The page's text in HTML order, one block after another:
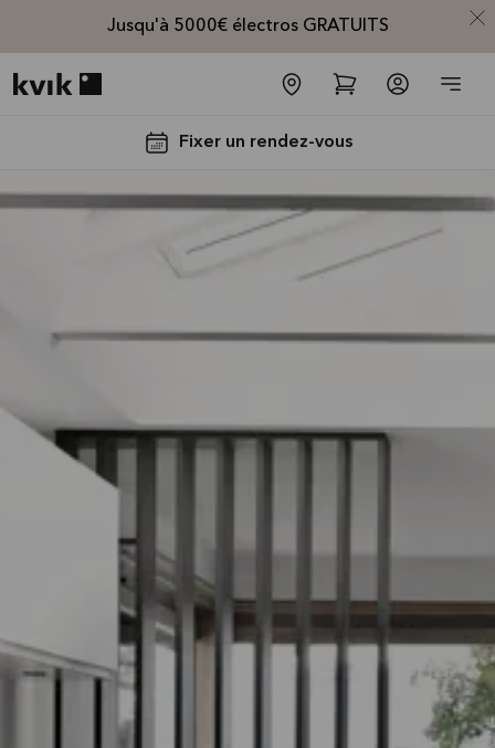
Jusqu'à 5000€ électros GRATUITS
Fixer un rendez-vous
Jusqu'à
électros